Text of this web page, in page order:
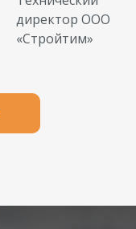
директор ООО
«Стройтим»